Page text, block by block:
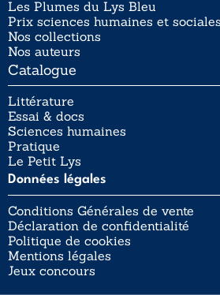
Les Plumes du Lys Bleu
Prix sciences humaines et sociales
Nos collections
Nos auteurs
Catalogue
Littérature
Essai & docs
Sciences humaines
Pratique
Le Petit Lys
Données légales
Conditions Générales de vente
Déclaration de confidentialité
Politique de cookies
Mentions légales
Jeux concours